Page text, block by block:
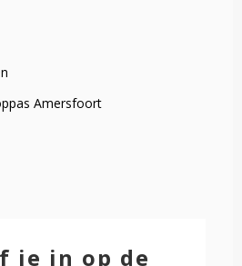
Amersfoort
je in op de